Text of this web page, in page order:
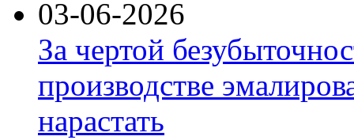
03-06-2026
За чертой
производстве
нарастать